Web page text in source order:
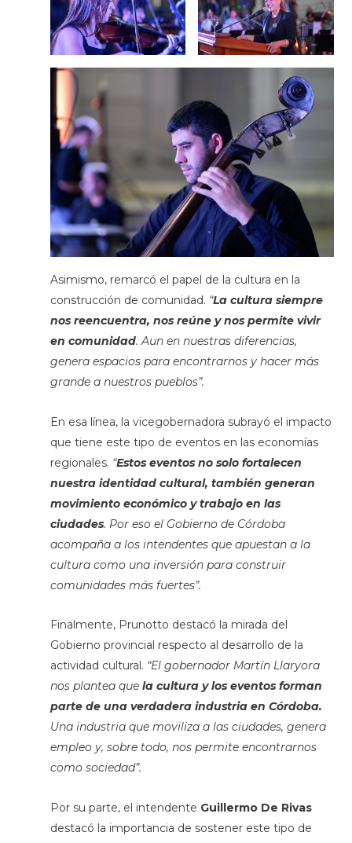
Asimismo, remarcó el papel de la cultura en la
construcción de comunidad. “La cultura siempre
nos reencuentra, nos reúne y nos permite vivir
en comunidad. Aun en nuestras diferencias,
genera espacios para encontrarnos y hacer más
grande a nuestros pueblos”.
En esa línea, la vicegobernadora subrayó el impacto
que tiene este tipo de eventos en las economías
regionales. “Estos eventos no solo fortalecen
nuestra identidad cultural, también generan
movimiento económico y trabajo en las
ciudades. Por eso el Gobierno de Córdoba
acompaña a los intendentes que apuestan a la
cultura como una inversión para construir
comunidades más fuertes”.
Finalmente, Prunotto destacó la mirada del
Gobierno provincial respecto al desarrollo de la
actividad cultural. “El gobernador Martín Llaryora
nos plantea que la cultura y los eventos forman
parte de una verdadera industria en Córdoba.
Una industria que moviliza a las ciudades, genera
empleo y, sobre todo, nos permite encontrarnos
como sociedad”.
Por su parte, el intendente Guillermo De Rivas
destacó la importancia de sostener este tipo de